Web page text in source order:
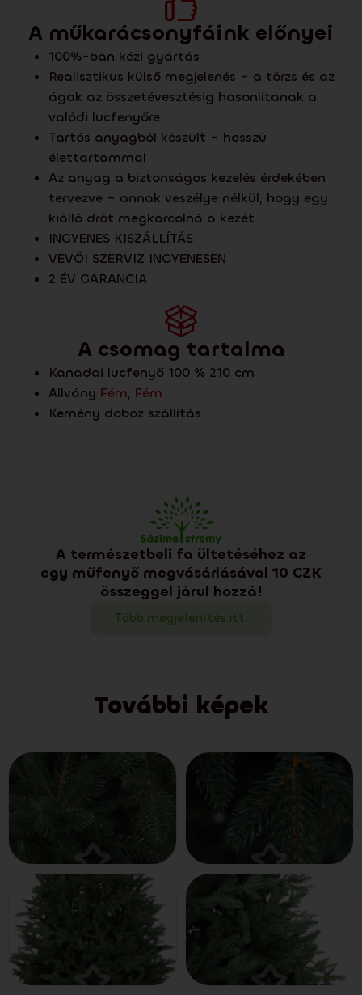
A műkarácsonyfáink előnyei
100%-ban kézi gyártás
Realisztikus külső megjelenés – a törzs és az
ágak az összetévesztésig hasonlítanak a
valódi lucfenyőre
Tartós anyagból készült – hosszú
élettartammal
Az anyag a biztonságos kezelés érdekében
tervezve – annak veszélye nélkül, hogy egy
kiálló drót megkarcolná a kezét
INGYENES KISZÁLLÍTÁS
VEVŐI SZERVIZ INGYENESEN
2 ÉV GARANCIA
A csomag tartalma
Kanadai lucfenyő 100 % 210 cm
Allvány Fém, Fém
Kemény doboz szállítás
A természetbeli fa ültetéséhez az
egy műfenyő megvásárlásával 10 CZK
összeggel járul hozzá!
Több megjelenítés itt:
További képek